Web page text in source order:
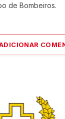
de Bombeiros.